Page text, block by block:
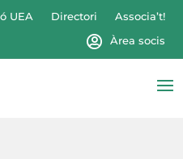
UEA Directori
Associa’t!
Àrea socis